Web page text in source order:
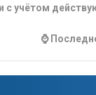
с учётом
⌚